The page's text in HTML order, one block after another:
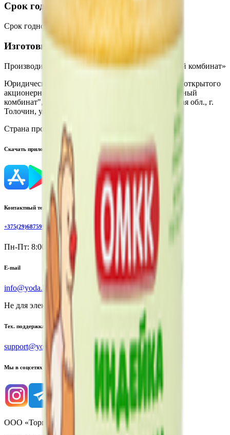
Срок годности
Срок годности
Изготовитель
Производитель:
ОАО «Оршанский мясоконсервный комбинат»
Юридический адрес:
Филиал "Толочинские сыры" открытого
акционерного общества "Оршанский мясоконсервный
комбинат", 211091, Республика Беларусь, Витебская обл., г.
Толочин, ул. Вокзальная, д. 8
Страна производства:
Скачать приложение
Контактный телефон
+375(29)6875999
Пн-Пт: 8:00 - 17:00
E-mail
info@yoda.by
Не для электронных обращений
Тех. поддержка
support@yoda.by
Мы в соцсетях
ООО «Торговая сеть «Продмир»